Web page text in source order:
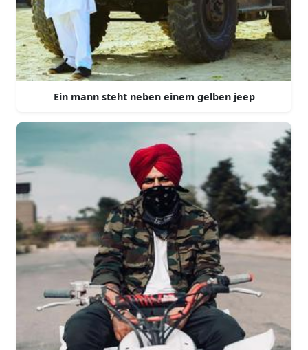
Ein mann steht neben einem gelben jeep